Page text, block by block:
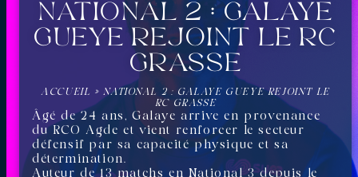
National 2 : Galaye
Gueye rejoint le RC
Grasse
ACCUEIL »NATIONAL 2 : GALAYE GUEYE REJOINT LE
RC GRASSE
Âgé de 24 ans, Galaye arrive en provenance
du RCO Agde et vient renforcer le secteur
défensif par sa capacité physique et sa
détermination.
Auteur de 13 matchs en National 3 depuis le